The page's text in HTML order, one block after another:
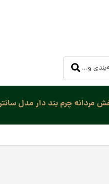
مردانه چرم بند دار مدل